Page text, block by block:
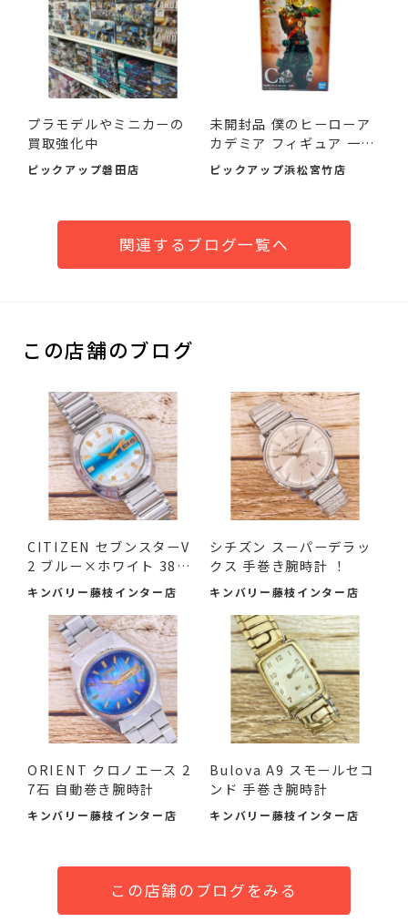
プラモデルやミニカーの
買取強化中
ピックアップ磐田店
未開封品 僕のヒーローア
カデミア フィギュア 一
番...
ピックアップ浜松宮竹店
関連するブログ一覧へ
この店舗のブログ
CITIZEN セブンスターV
2 ブルー×ホワイト 38m
m 中古品
キンバリー藤枝インター店
シチズン スーパーデラッ
クス 手巻き腕時計 ！
キンバリー藤枝インター店
ORIENT クロノエース 2
7石 自動巻き腕時計
キンバリー藤枝インター店
Bulova A9 スモールセコ
ンド 手巻き腕時計
キンバリー藤枝インター店
この店舗のブログをみる